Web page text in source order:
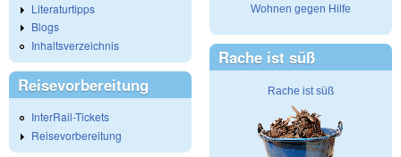
Literaturtipps
Blogs
Inhaltsverzeichnis
Reisevorbereitung
InterRail-Tickets
Reisevorbereitung
Wohnen gegen Hilfe
Rache ist süß
Rache ist süß